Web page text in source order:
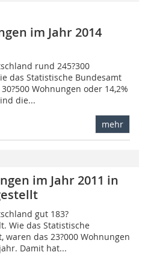
im Jahr 2014
rund 245?300
das Statistische Bundesamt
Wohnungen oder 14,2%
die...
mehr
im Jahr 2011 in
gut 183?
Wie das Statistische
waren das 23?000 Wohnungen
Damit hat...